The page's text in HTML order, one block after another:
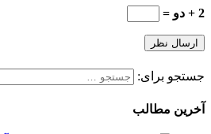
2 + دو =
جستجو برای:
آخرین مطالب